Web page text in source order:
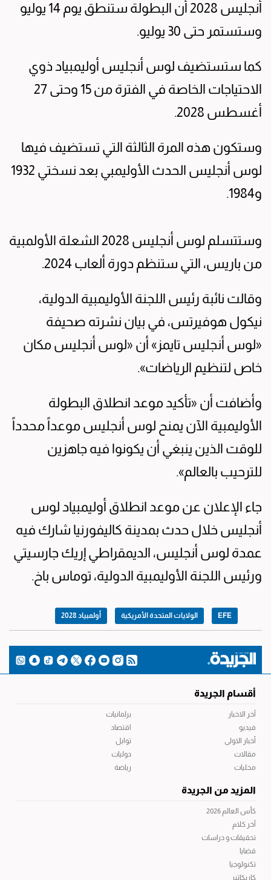
أنجليس 2028 أن البطولة ستنطق يوم 14 يوليو
وستستمر حتى 30 يوليو.
كما ستستضيف لوس أنجليس أوليمبياد ذوي
الاحتياجات الخاصة في الفترة من 15 وحتى 27
أغسطس 2028.
وستكون هذه المرة الثالثة التي تستضيف فيها
لوس أنجليس الحدث الأوليمبي بعد نسختي 1932
و1984.
وستتسلم لوس أنجليس 2028 الشعلة الأولمبية
من باريس، التي ستنظم دورة ألعاب 2024.
وقالت نائبة رئيس اللجنة الأوليمبية الدولية،
نيكول هوفيرتس، في بيان نشرته صحيفة
«لوس أنجليس تايمز» أن «لوس أنجليس مكان
خاص لتنظيم الرياضات».
وأضافت أن «تأكيد موعد انطلاق البطولة
الأوليمبية الآن يمنح لوس أنجليس موعداً محدداً
للوقت الذين ينبغي أن يكونوا فيه جاهزين
للترحيب بالعالم».
جاء الإعلان عن موعد انطلاق أوليمبياد لوس
أنجليس خلال حدث بمدينة كاليفورنيا شارك فيه
عمدة لوس أنجليس، الديمقراطي إريك جارسيتي
ورئيس اللجنة الأوليمبية الدولية، توماس باخ.
EFE الولايات المتحدة الأمريكية أولمبياد 2028
أقسام الجريدة
آخر الاخبار
فيديو
أخبار الاولى
مقالات
محليات
برلمانيات
اقتصاد
توابل
دوليات
رياضة
المزيد من الجريدة
كأس العالم 2026
آخر كلام
تحقيقات و دراسات
قضايا
تكنولوجيا
كاريكاتير